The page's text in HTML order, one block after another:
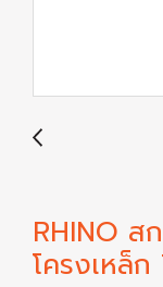
RHINO ส
โครงเหล็